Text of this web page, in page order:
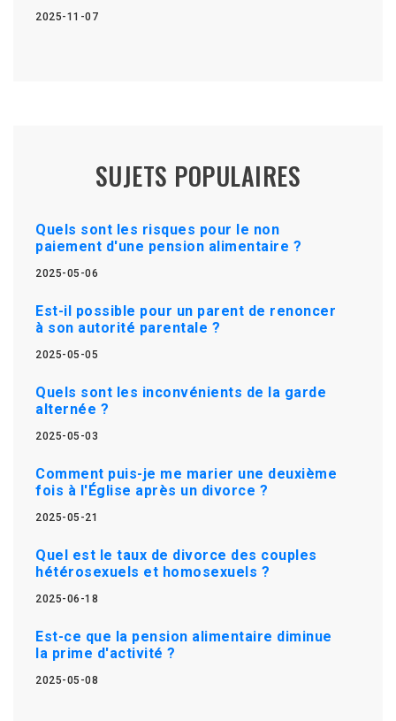
2025-11-07
SUJETS POPULAIRES
Quels sont les risques pour le non
paiement d'une pension alimentaire ?
2025-05-06
Est-il possible pour un parent de renoncer
à son autorité parentale ?
2025-05-05
Quels sont les inconvénients de la garde
alternée ?
2025-05-03
Comment puis-je me marier une deuxième
fois à l'Église après un divorce ?
2025-05-21
Quel est le taux de divorce des couples
hétérosexuels et homosexuels ?
2025-06-18
Est-ce que la pension alimentaire diminue
la prime d'activité ?
2025-05-08